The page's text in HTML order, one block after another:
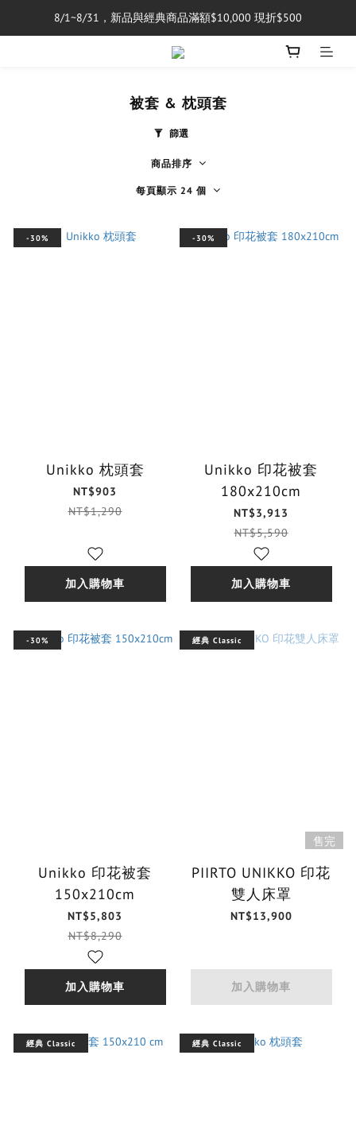
單筆消費滿$5,000享免運費
8/1~8/31，新品與經典商品滿額$10,000 現折$500
單筆消費滿$5,000享免運費
被套 & 枕頭套
篩選
商品排序
每頁顯示 24 個
-30%
Unikko 枕頭套
NT$903
NT$1,290
加入購物車
-30%
Unikko 印花被套
180x210cm
NT$3,913
NT$5,590
加入購物車
-30%
Unikko 印花被套
150x210cm
NT$5,803
NT$8,290
加入購物車
經典 Classic
售完
PIIRTO UNIKKO 印花
雙人床罩
NT$13,900
加入購物車
經典 Classic 經典 Classic